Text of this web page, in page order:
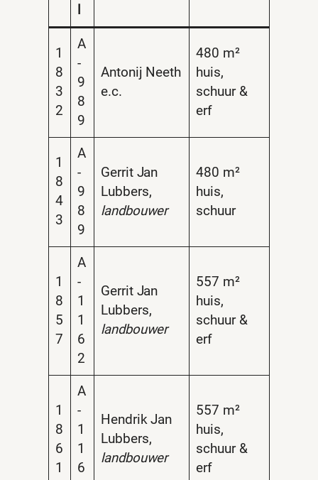
1
8
3
2
A
-
9
8
9
Antonij Neeth
e.c.
480 m²
huis,
schuur &
erf
1
8
4
3
A
-
9
8
9
Gerrit Jan
Lubbers,
landbouwer
480 m²
huis,
schuur
1
8
5
7
A
-
1
1
6
2
Gerrit Jan
Lubbers,
landbouwer
557 m²
huis,
schuur &
erf
1
8
6
1
A
-
1
1
6
Hendrik Jan
Lubbers,
landbouwer
557 m²
huis,
schuur &
erf